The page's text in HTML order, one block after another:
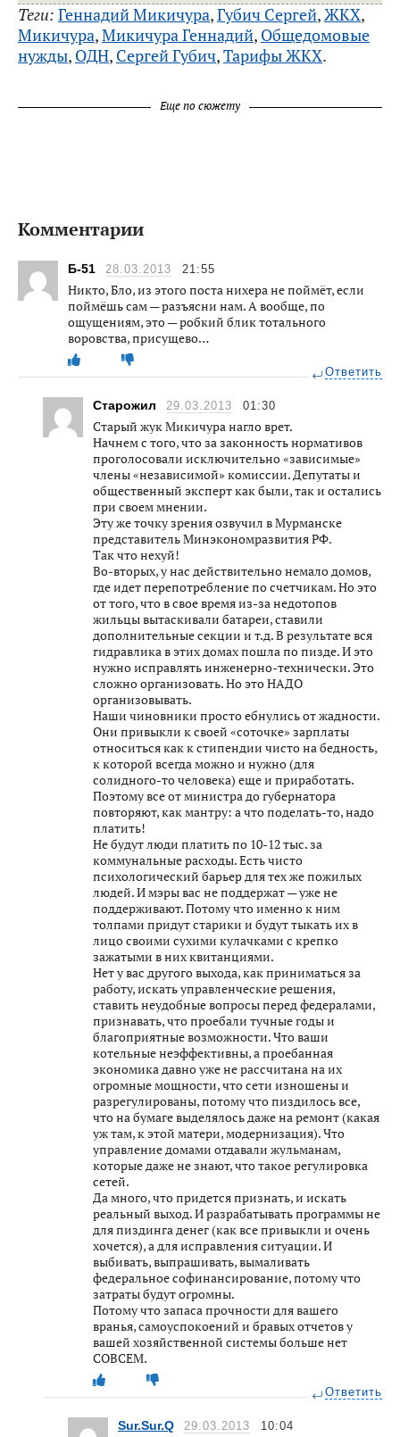
Теги: Геннадий Микичура,Губич Сергей,ЖКХ,
Микичура,Микичура Геннадий, Общедомовые
нужды, ОДН, Сергей Губич,Тарифы ЖКХ.
Еще по сюжету
Комментарии
Б-51 28.03.2013 21:55
Никто, Бло, из этого поста нихера не поймёт, если
поймёшь сам — разъясни нам. А вообще, по
ощущениям, это — робкий блик тотального
воровства, присущево…
Ответить
Старожил 29.03.2013 01:30
Старый жук Микичура нагло врет.
Начнем с того, что за законность нормативов
проголосовали исключительно «зависимые»
члены «независимой» комиссии. Депутаты и
общественный эксперт как были, так и остались
при своем мнении.
Эту же точку зрения озвучил в Мурманске
представитель Минэкономразвития РФ.
Так что нехуй!
Во-вторых, у нас действительно немало домов,
где идет перепотребление по счетчикам. Но это
от того, что в свое время из-за недотопов
жильцы вытаскивали батареи, ставили
дополнительные секции и т.д. В результате вся
гидравлика в этих домах пошла по пизде. И это
нужно исправлять инженерно-технически. Это
сложно организовать. Но это НАДО
организовывать.
Наши чиновники просто ебнулись от жадности.
Они привыкли к своей «соточке» зарплаты
относиться как к стипендии чисто на бедность,
к которой всегда можно и нужно (для
солидного-то человека) еще и приработать.
Поэтому все от министра до губернатора
повторяют, как мантру: а что поделать-то, надо
платить!
Не будут люди платить по 10-12 тыс. за
коммунальные расходы. Есть чисто
психологический барьер для тех же пожилых
людей. И мэры вас не поддержат — уже не
поддерживают. Потому что именно к ним
толпами придут старики и будут тыкать их в
лицо своими сухими кулачками с крепко
зажатыми в них квитанциями.
Нет у вас другого выхода, как приниматься за
работу, искать управленческие решения,
ставить неудобные вопросы перед федералами,
признавать, что проебали тучные годы и
благоприятные возможности. Что ваши
котельные неэффективны, а проебанная
экономика давно уже не рассчитана на их
огромные мощности, что сети изношены и
разрегулированы, потому что пиздилось все,
что на бумаге выделялось даже на ремонт (какая
уж там, к этой матери, модернизация). Что
управление домами отдавали жульманам,
которые даже не знают, что такое регулировка
сетей.
Да много, что придется признать, и искать
реальный выход. И разрабатывать программы не
для пиздинга денег (как все привыкли и очень
хочется), а для исправления ситуации. И
выбивать, выпрашивать, вымаливать
федеральное софинансирование, потому что
затраты будут огромны.
Потому что запаса прочности для вашего
вранья, самоуспокоений и бравых отчетов у
вашей хозяйственной системы больше нет
СОВСЕМ.
Ответить
Sur.Sur.Q 29.03.2013 10:04